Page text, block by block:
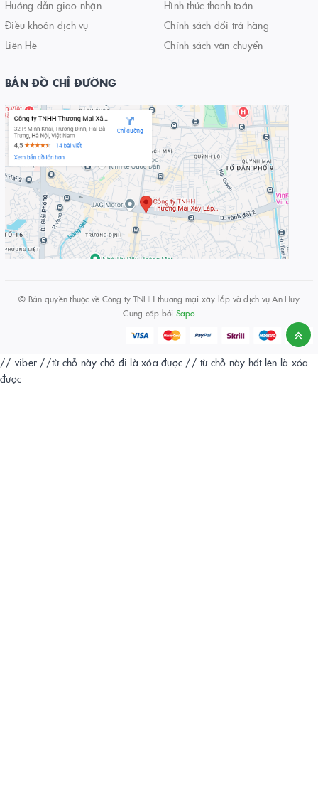
Hướng dẫn giao nhận
Điều khoản dịch vụ
Liên Hệ
Hình thức thanh toán
Chính sách đổi trả hàng
Chính sách vận chuyển
BẢN ĐỒ CHỈ ĐƯỜNG
© Bản quyền thuộc về Công ty TNHH thương mại xây lắp và dịch vụ An Huy
Cung cấp bởi Sapo
// viber //từ chỗ này chở đi là xóa được // từ chỗ này hất lên là xóa
được